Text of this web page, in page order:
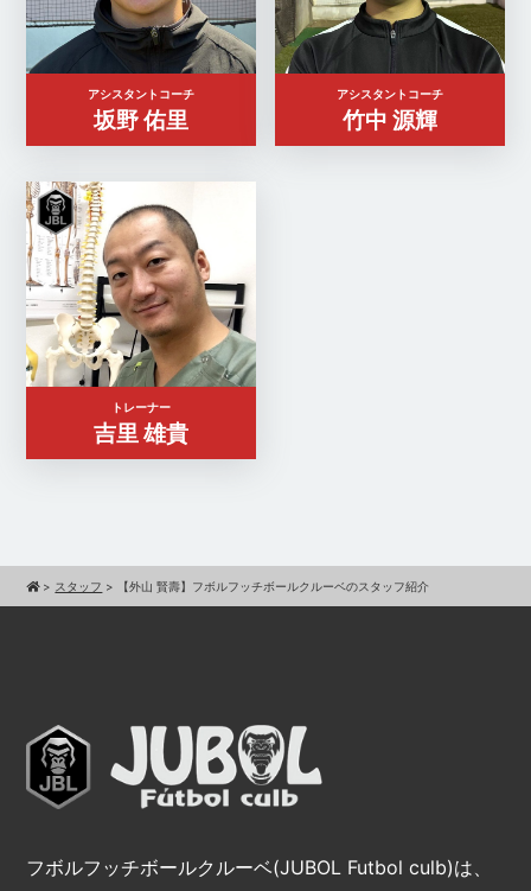
アシスタントコーチ
坂野 佑里
アシスタントコーチ
竹中 源輝
トレーナー
吉里 雄貴
> スタッフ > 【外山 賢壽】フボルフッチボールクルーベのスタッフ紹介
フボルフッチボールクルーベ(JUBOL Futbol culb)は、